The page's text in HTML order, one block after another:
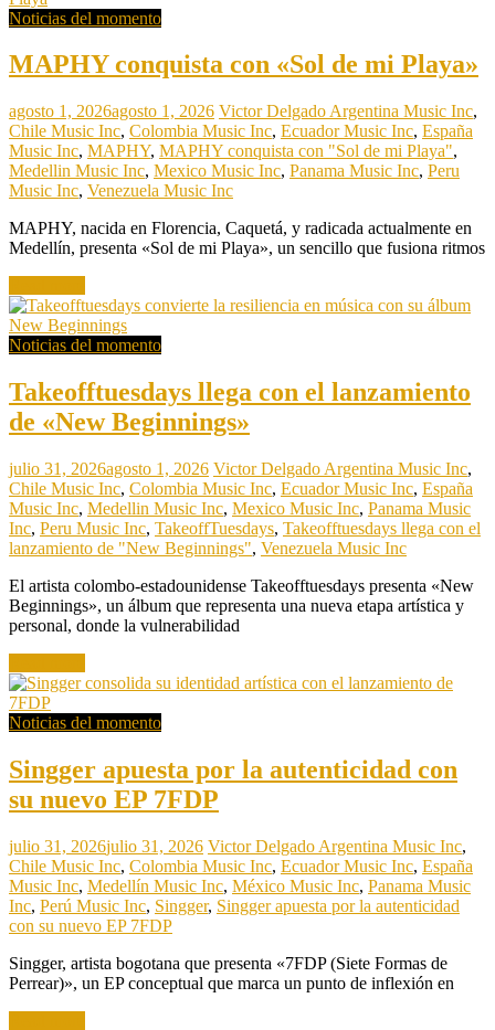
Noticias del momento
MAPHY conquista con «Sol de mi Playa»
agosto 1, 2026agosto 1, 2026 Victor Delgado Argentina Music Inc,
Chile Music Inc, Colombia Music Inc, Ecuador Music Inc, España
Music Inc, MAPHY, MAPHY conquista con "Sol de mi Playa",
Medellin Music Inc, Mexico Music Inc, Panama Music Inc, Peru
Music Inc, Venezuela Music Inc
MAPHY, nacida en Florencia, Caquetá, y radicada actualmente en
Medellín, presenta «Sol de mi Playa», un sencillo que fusiona ritmos
Noticias del momento
Takeofftuesdays llega con el lanzamiento
de «New Beginnings»
julio 31, 2026agosto 1, 2026 Victor Delgado Argentina Music Inc,
Chile Music Inc, Colombia Music Inc, Ecuador Music Inc, España
Music Inc, Medellin Music Inc, Mexico Music Inc, Panama Music
Inc, Peru Music Inc, TakeoffTuesdays, Takeofftuesdays llega con el
lanzamiento de "New Beginnings", Venezuela Music Inc
El artista colombo-estadounidense Takeofftuesdays presenta «New
Beginnings», un álbum que representa una nueva etapa artística y
personal, donde la vulnerabilidad
Noticias del momento
Singger apuesta por la autenticidad con
su nuevo EP 7FDP
julio 31, 2026julio 31, 2026 Victor Delgado Argentina Music Inc,
Chile Music Inc, Colombia Music Inc, Ecuador Music Inc, España
Music Inc, Medellín Music Inc, México Music Inc, Panama Music
Inc, Perú Music Inc, Singger, Singger apuesta por la autenticidad
con su nuevo EP 7FDP
Singger, artista bogotana que presenta «7FDP (Siete Formas de
Perrear)», un EP conceptual que marca un punto de inflexión en